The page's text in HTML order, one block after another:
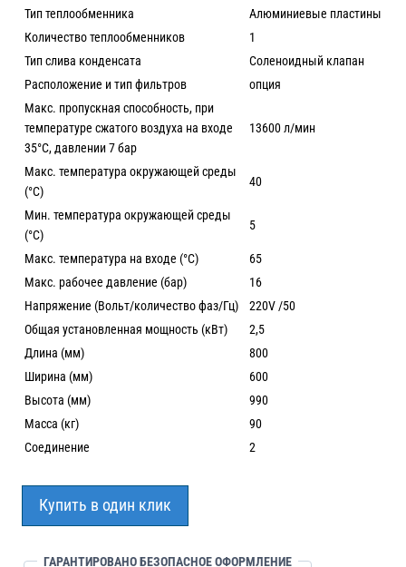
Тип теплообменника
Алюминиевые пластины
Количество теплообменников
1
Тип слива конденсата
Соленоидный клапан
Расположение и тип фильтров
опция
Макс. пропускная способность, при
температуре сжатого воздуха на входе
35°C, давлении 7 бар
13600 л/мин
Макс. температура окружающей среды
(°C)
40
Мин. температура окружающей среды
(°C)
5
Макс. температура на входе (°C)
65
Макс. рабочее давление (бар)
16
Напряжение (Вольт/количество фаз/Гц)
220V /50
Общая установленная мощность (кВт)
2,5
Длина (мм)
800
Ширина (мм)
600
Высота (мм)
990
Масса (кг)
90
Соединение
2
Купить в один клик
ГАРАНТИРОВАНО БЕЗОПАСНОЕ ОФОРМЛЕНИЕ